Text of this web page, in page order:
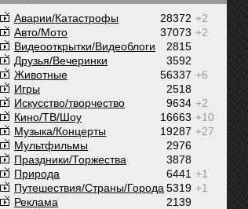
+2
28372
Аварии/Катастрофы
+2
37073
Авто/Мото
2815
Видеооткрытки/Видеоблоги
3592
Друзья/Вечеринки
+6
56337
Животные
2518
Игры
+2
9634
Искусство/творчество
+10
16663
Кино/ТВ/Шоу
+27
19287
Музыка/Концерты
2976
Мультфильмы
3878
Праздники/Торжества
+1
6441
Природа
+1
5319
Путешествия/Cтраны/Города
2139
Реклама